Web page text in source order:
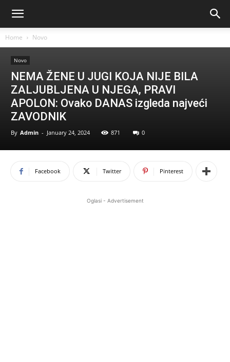
Home Novo
Novo
NEMA ŽENE U JUGI KOJA NIJE BILA
ZALJUBLJENA U NJEGA, PRAVI
APOLON: Ovako DANAS izgleda najveći
ZAVODNIK
By Admin - January 24, 2024 871 0
Facebook Twitter Pinterest
Oglasi - Advertisement